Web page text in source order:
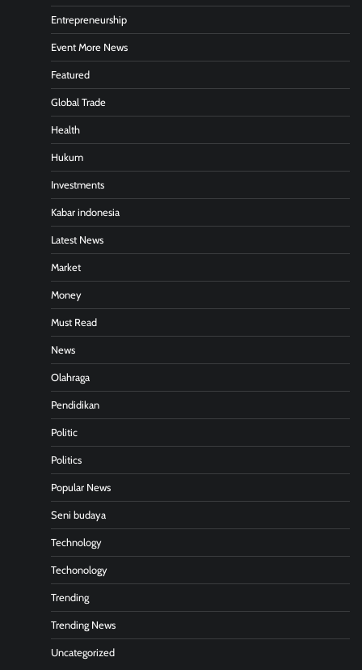
Entrepreneurship
Event More News
Featured
Global Trade
Health
Hukum
Investments
Kabar indonesia
Latest News
Market
Money
Must Read
News
Olahraga
Pendidikan
Politic
Politics
Popular News
Seni budaya
Technology
Techonology
Trending
Trending News
Uncategorized